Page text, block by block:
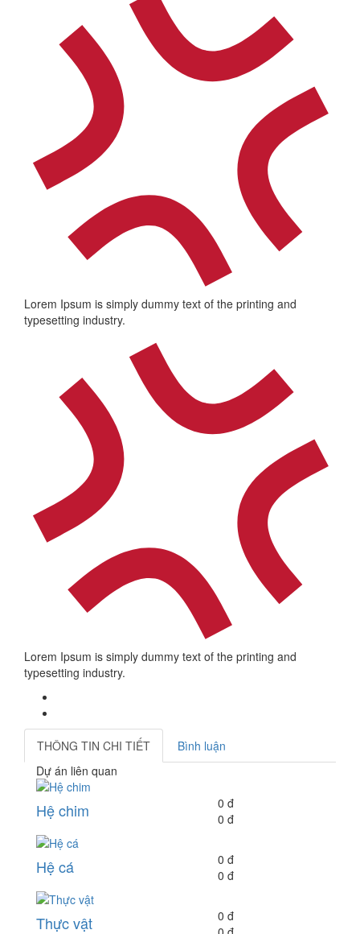
Lorem Ipsum is simply dummy text of the printing and
typesetting industry.
Lorem Ipsum is simply dummy text of the printing and
typesetting industry.
THÔNG TIN CHI TIẾT
Bình luận
Dự án liên quan
Hệ chim
0 đ
0 đ
Hệ cá
0 đ
0 đ
Thực vật
0 đ